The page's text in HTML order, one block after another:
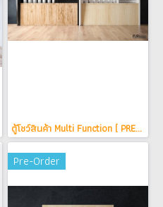
ตู้โชว์สินค้า Multi Function ( PREMUL0010002 )
Pre-Order